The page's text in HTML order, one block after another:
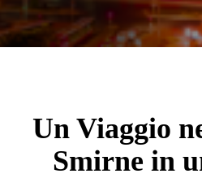
Un Viaggio
Smirne in